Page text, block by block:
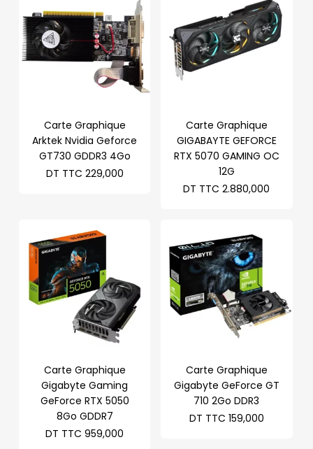
Carte Graphique
Arktek Nvidia Geforce
GT730 GDDR3 4Go
DT TTC 229,000
Carte Graphique
GIGABAYTE GEFORCE
RTX 5070 GAMING OC
12G
DT TTC 2.880,000
Carte Graphique
Gigabyte Gaming
GeForce RTX 5050
8Go GDDR7
DT TTC 959,000
Carte Graphique
Gigabyte GeForce GT
710 2Go DDR3
DT TTC 159,000